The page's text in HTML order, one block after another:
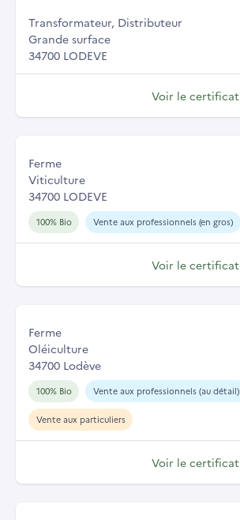
Transformateur, Distributeur
Grande surface
34700 LODEVE
Voir le certificat
Ferme
Viticulture
34700 LODEVE
100% Bio Vente aux professionnels (en gros)
Voir le certificat
Ferme
Oléiculture
34700 Lodève
100% Bio Vente aux professionnels (au détail)
Vente aux particuliers
Voir le certificat